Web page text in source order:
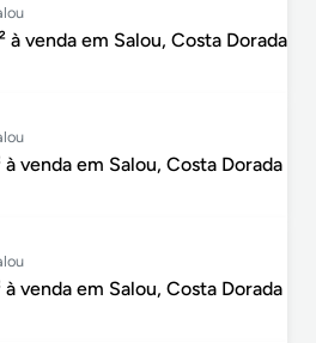
à venda em Salou, Costa Dorada
venda em Salou, Costa Dorada
venda em Salou, Costa Dorada